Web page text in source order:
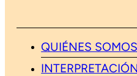
QUIÉNES SOMOS